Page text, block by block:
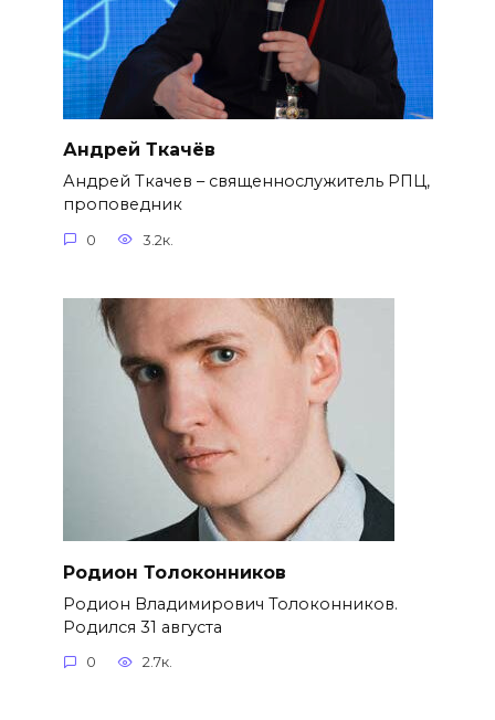
Андрей Ткачёв
Андрей Ткачев – священнослужитель РПЦ,
проповедник
0 3.2к.
Родион Толоконников
Родион Владимирович Толоконников.
Родился 31 августа
0 2.7к.